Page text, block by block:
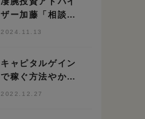
ザー加藤「相談者
が株トレードで利
2024.11.13
キャピタルゲイン
で稼ぐ方法やかか
る税金を解説
2022.12.27